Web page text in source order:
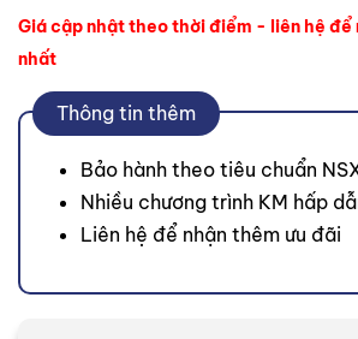
Giá cập nhật theo thời điểm - liên hệ để
nhất
Thông tin thêm
Bảo hành theo tiêu chuẩn
Nhiều chương trình KM hấp
Liên hệ để nhận thêm ưu đãi